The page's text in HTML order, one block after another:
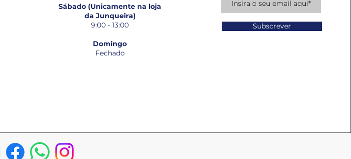
Sábado (Unicamente na loja
da Junqueira)
9:00 - 13:00
Domingo
Fechado
Subscrever